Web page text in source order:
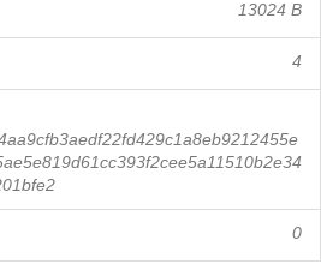
13024 B
4
0